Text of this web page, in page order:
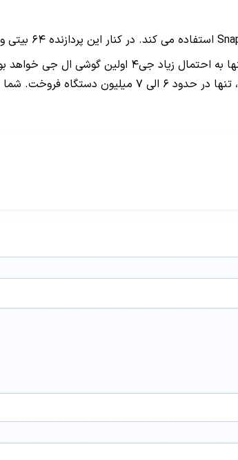
دوربین اصلی دستگاه هم همانطوری که لو رفته بود ۱۶